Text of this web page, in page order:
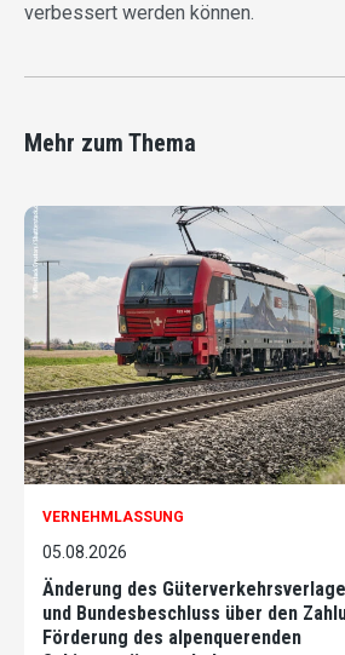
verbessert werden können.
Mehr zum Thema
VERNEHMLASSUNG
05.08.2026
Änderung des
und Bundesbeschluss über den
Förderung des alpenquerenden